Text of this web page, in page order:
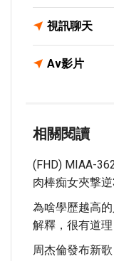
視訊聊天
Av影片
相關閱讀
(FHD) MIAA-
肉棒痴女夾撃
為啥學歷越高
解釋，很有道理
周杰倫發布新